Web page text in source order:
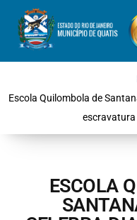
Escola Quilombola de
escravatura
ESCOLA